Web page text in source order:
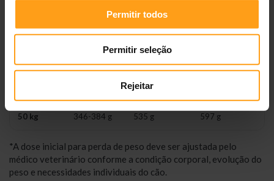
Permitir todos
Permitir seleção
Rejeitar
174-193 g 269 g
25 kg 205-228 g 318 g 335 g
30 kg 236-262 g 364 g 407 g
452 g
50 kg 346-384 g 535 g 597 g
*A dose inicial para perda de peso deve ser ajustada pelo
médico veterinário conforme a condição corporal, evolução do
peso e necessidades individuais do cão.